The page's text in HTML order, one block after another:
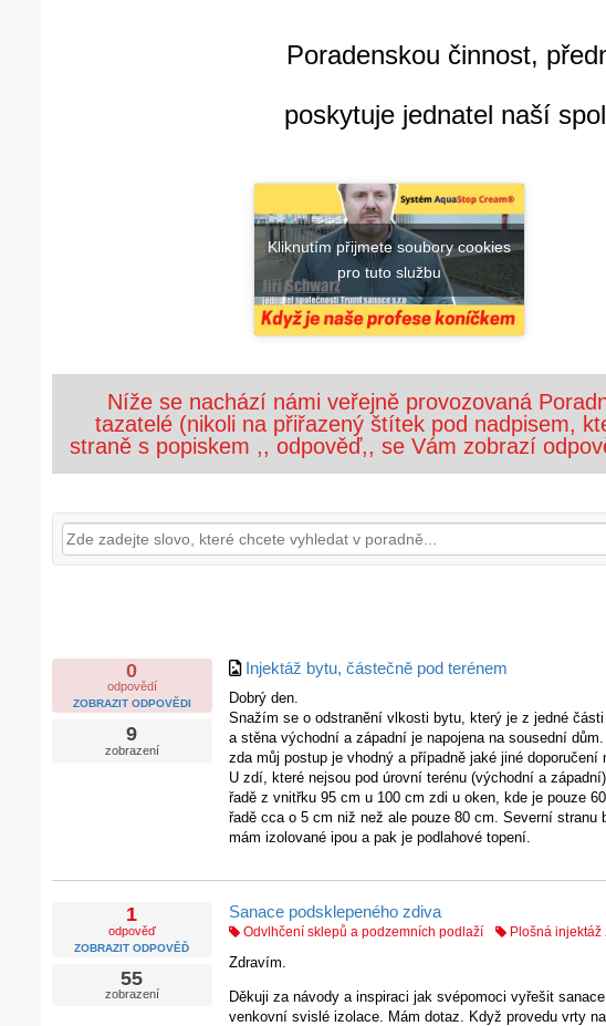
Poradenskou činnost,
poskytuje jednatel naší
Kliknutím přijmete soubory cookies
pro tuto službu
Níže se nachází námi veřejně provozovaná
tazatelé (nikoli na přiřazený štítek pod nadpisem,
straně s popiskem ,, odpověď,, se Vám zobrazí
0
odpovědí
ZOBRAZIT ODPOVĚDI
9
zobrazení
Injektáž bytu, částečně pod terénem
Dobrý den.
Snažím se o odstranění vlkosti bytu, který je z jedné
a stěna východní a západní je napojena na sousední
zda můj postup je vhodný a případně jaké jiné doporučení
U zdí, které nejsou pod úrovní terénu (východní a
řadě z vnitřku 95 cm u 100 cm zdi u oken, kde je pouze
řadě cca o 5 cm niž než ale pouze 80 cm. Severní stranu
mám izolované ipou a pak je podlahové topení.
1
odpověď
ZOBRAZIT ODPOVĚĎ
55
zobrazení
Sanace podsklepeného zdiva
Odvlhčení sklepů a podzemních podlaží Plošná injektáž
Zdravím.
Děkuji za návody a inspiraci jak svépomoci vyřešit
venkovní svislé izolace. Mám dotaz. Když provedu vrty